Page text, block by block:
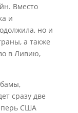
Вместо
и
но и
а также
в Ливию,
сразу две
США